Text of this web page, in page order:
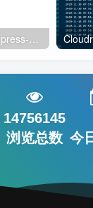
宝塔面板安装云转码express-ffmpeg
14756145
浏览总数 今